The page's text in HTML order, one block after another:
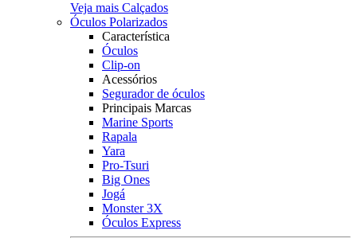
Veja mais Calçados
Óculos Polarizados
Característica
Óculos
Clip-on
Acessórios
Segurador de óculos
Principais Marcas
Marine Sports
Rapala
Yara
Pro-Tsuri
Big Ones
Jogá
Monster 3X
Óculos Express